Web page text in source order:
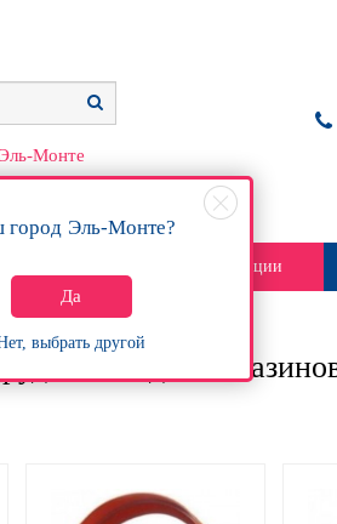
Монте
город Эль-Монте?
Да
выбрать другой
Акции
для